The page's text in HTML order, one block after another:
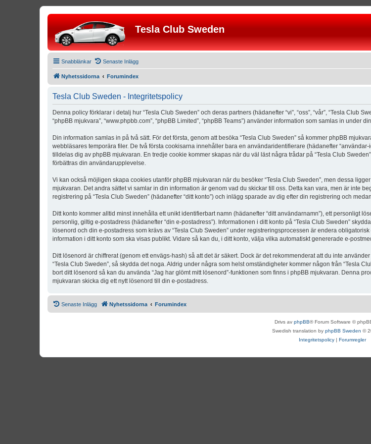
Tesla Club Sweden
Snabblänkar Senaste Inlägg
Nyhetssidorna Forumindex
Tesla Club Sweden - Integritetspolicy
Denna policy förklarar i detalj hur “Tesla Club Sweden” och deras partners (hädanefter “vi”, “oss”, “vår”, “Tesla Club
“phpBB mjukvara”, “www.phpbb.com”, “phpBB Limited”, “phpBB Teams”) använder information som samlas in under
Din information samlas in på två sätt. För det första, genom att besöka “Tesla Club Sweden” så kommer phpBB
webbläsares temporära filer. De två första cookisarna innehåller bara en användaridentifierare (hädanefter
tilldelas dig av phpBB mjukvaran. En tredje cookie kommer skapas när du väl läst några trådar på “Tesla Club
förbättras din användarupplevelse.
Vi kan också möjligen skapa cookies utanför phpBB mjukvaran när du besöker “Tesla Club Sweden”, men dessa
mjukvaran. Det andra sättet vi samlar in din information är genom vad du skickar till oss. Detta kan vara, men är inte
registrering på “Tesla Club Sweden” (hädanefter “ditt konto”) och inlägg sparade av dig efter din registrering och
Ditt konto kommer alltid minst innehålla ett unikt identifierbart namn (hädanefter “ditt användarnamn”), ett personligt
personlig, giltig e-postadress (hädanefter “din e-postadress”). Informationen i ditt konto på “Tesla Club Sweden”
lösenord och din e-postadress som krävs av “Tesla Club Sweden” under registreringsprocessen är endera
information i ditt konto som ska visas publikt. Vidare så kan du, i ditt konto, välja vilka automatiskt genererade e-
Ditt lösenord är chiffrerat (genom ett envägs-hash) så att det är säkert. Dock är det rekommenderat att du inte
“Tesla Club Sweden”, så skydda det noga. Aldrig under några som helst omständigheter kommer någon från “Tesla
bort ditt lösenord så kan du använda “Jag har glömt mitt lösenord”-funktionen som finns i phpBB mjukvaran. Denna
mjukvaran skicka dig ett nytt lösenord till din e-postadress.
Senaste Inlägg Nyhetssidorna Forumindex
Drivs av phpBB® Forum Software ©
Swedish translation by phpBB Sweden ©
Integritetspolicy | Forumregler